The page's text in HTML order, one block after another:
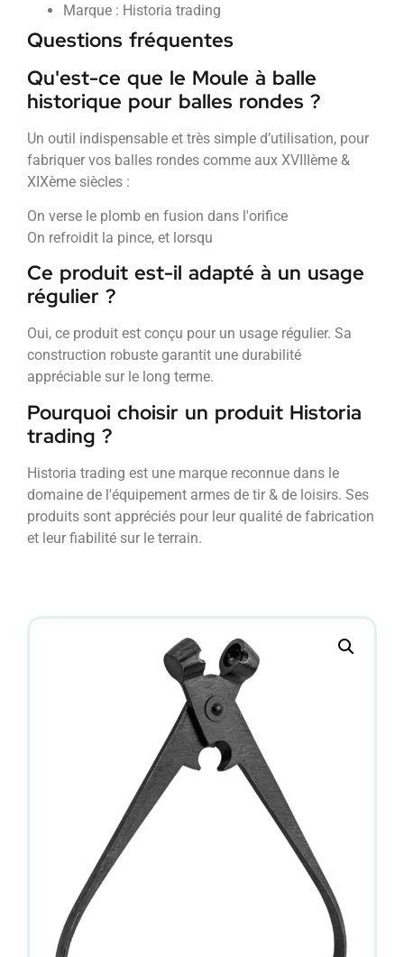
Marque : Historia trading
Questions fréquentes
Qu'est-ce que le Moule à balle
historique pour balles rondes ?
Un outil indispensable et très simple d’utilisation, pour
fabriquer vos balles rondes comme aux XVIIIème &
XIXème siècles :
On verse le plomb en fusion dans l'orifice
On refroidit la pince, et lorsqu
Ce produit est-il adapté à un usage
régulier ?
Oui, ce produit est conçu pour un usage régulier. Sa
construction robuste garantit une durabilité
appréciable sur le long terme.
Pourquoi choisir un produit Historia
trading ?
Historia trading est une marque reconnue dans le
domaine de l'équipement armes de tir & de loisirs. Ses
produits sont appréciés pour leur qualité de fabrication
et leur fiabilité sur le terrain.